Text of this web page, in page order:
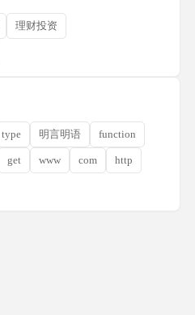
理财投资
type 明言明语 function
get www com http